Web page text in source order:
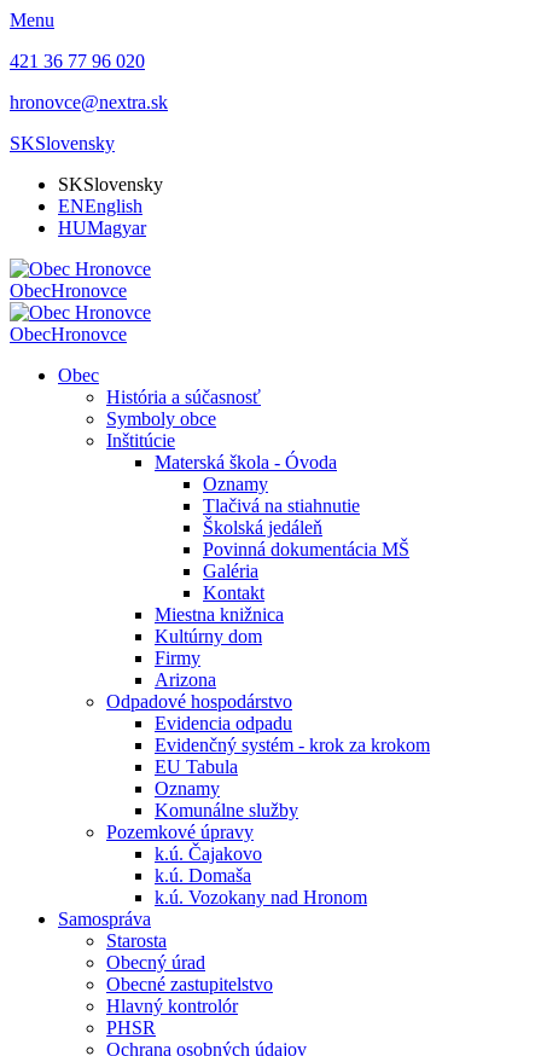
Menu
421 36 77 96 020
hronovce@nextra.sk
SKSlovensky
SKSlovensky
ENEnglish
HUMagyar
ObecHronovce
ObecHronovce
Obec
História a súčasnosť
Symboly obce
Inštitúcie
Materská škola - Óvoda
Oznamy
Tlačivá na stiahnutie
Školská jedáleň
Povinná dokumentácia MŠ
Galéria
Kontakt
Miestna knižnica
Kultúrny dom
Firmy
Arizona
Odpadové hospodárstvo
Evidencia odpadu
Evidenčný systém - krok za krokom
EU Tabula
Oznamy
Komunálne služby
Pozemkové úpravy
k.ú. Čajakovo
k.ú. Domaša
k.ú. Vozokany nad Hronom
Samospráva
Starosta
Obecný úrad
Obecné zastupitelstvo
Hlavný kontrolór
PHSR
Ochrana osobných údajov